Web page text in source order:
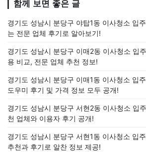
함께 보면 좋은 글
경기도 성남시 분당구 야탑1동 이사청소 입
는 전문 업체 후기로 알아보기!
경기도 성남시 분당구 이매2동 이사청소 입
용 비교, 전문 업체 추천 정보!
경기도 성남시 분당구 이매1동 이사청소 입
도우미 후기 및 가격 정보 모두 공개!
경기도 성남시 분당구 서현2동 이사청소 입
천 업체와 이용자 후기 공개!
경기도 성남시 분당구 서현1동 이사청소 입
추천과 후기로 알찬 정보 제공!